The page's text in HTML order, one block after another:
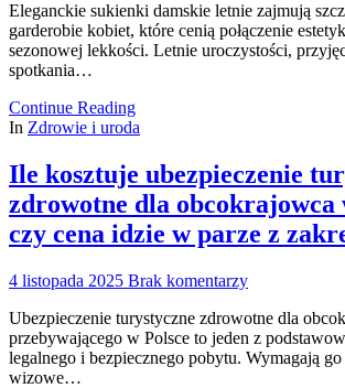
Eleganckie sukienki damskie letnie zajmują
garderobie kobiet, które cenią połączenie
sezonowej lekkości. Letnie uroczystości,
spotkania…
Continue Reading
In Zdrowie i uroda
Ile kosztuje ubezpieczenie
zdrowotne dla obcokrajowca
czy cena idzie w parze z
4 listopada 2025 Brak komentarzy
Ubezpieczenie turystyczne zdrowotne dla
przebywającego w Polsce to jeden z
legalnego i bezpiecznego pobytu. Wymagają
wizowe…